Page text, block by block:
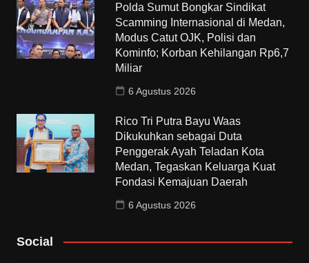
Polda Sumut Bongkar Sindikat
Scamming Internasional di Medan,
Modus Catut OJK, Polisi dan
Kominfo; Korban Kehilangan Rp6,7
Miliar
6 Agustus 2026
Rico Tri Putra Bayu Waas
Dikukuhkan sebagai Duta
Penggerak Ayah Teladan Kota
Medan, Tegaskan Keluarga Kuat
Fondasi Kemajuan Daerah
6 Agustus 2026
Social